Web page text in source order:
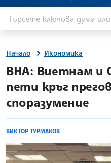
Начало Икономика
site.bta
ВНА: Виетнам и
пети кръг
споразумение
ВИКТОР ТУРМАКОВ